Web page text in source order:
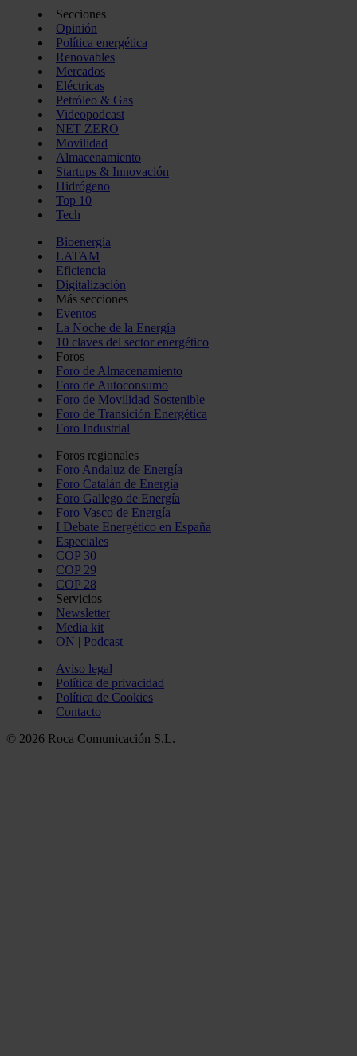
Secciones
Opinión
Política energética
Renovables
Mercados
Eléctricas
Petróleo & Gas
Videopodcast
NET ZERO
Movilidad
Almacenamiento
Startups & Innovación
Hidrógeno
Top 10
Tech
Bioenergía
LATAM
Eficiencia
Digitalización
Más secciones
Eventos
La Noche de la Energía
10 claves del sector energético
Foros
Foro de Almacenamiento
Foro de Autoconsumo
Foro de Movilidad Sostenible
Foro de Transición Energética
Foro Industrial
Foros regionales
Foro Andaluz de Energía
Foro Catalán de Energía
Foro Gallego de Energía
Foro Vasco de Energía
I Debate Energético en España
Especiales
COP 30
COP 29
COP 28
Servicios
Newsletter
Media kit
ON | Podcast
Aviso legal
Política de privacidad
Política de Cookies
Contacto
© 2026 Roca Comunicación S.L.